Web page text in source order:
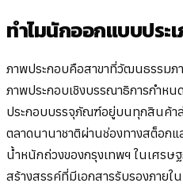
ทำไมนักออกแบบปร
ภาพประกอบคือสาขาที่วัฒนธรรมภ
ภาพประกอบเชิงบรรณาธิการกำหน
ประกอบบรรจุภัณฑ์อยู่บนทุกสินค้า
ตลาดนานาชาติผ่านช่องทางสต็อกแ
น้ำหนักถ่วงของกรุงเทพฯ ในเศรษ
สร้างสรรค์ที่มีเอกสารรับรองภายใ